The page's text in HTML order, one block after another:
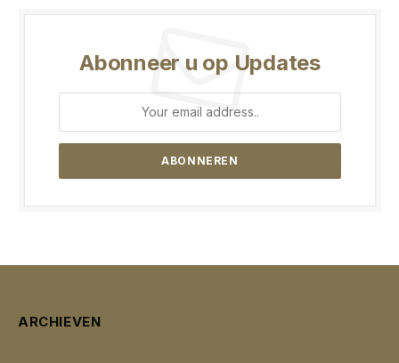
Abonneer u op Updates
ARCHIEVEN